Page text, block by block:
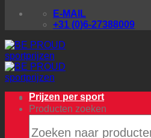
E-MAIL
+31 (0)6-27388009
Producten zoeken
Prijzen per sport